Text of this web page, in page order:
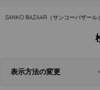
SANKO BAZAAR（サンコーバザール
表示方法の変更